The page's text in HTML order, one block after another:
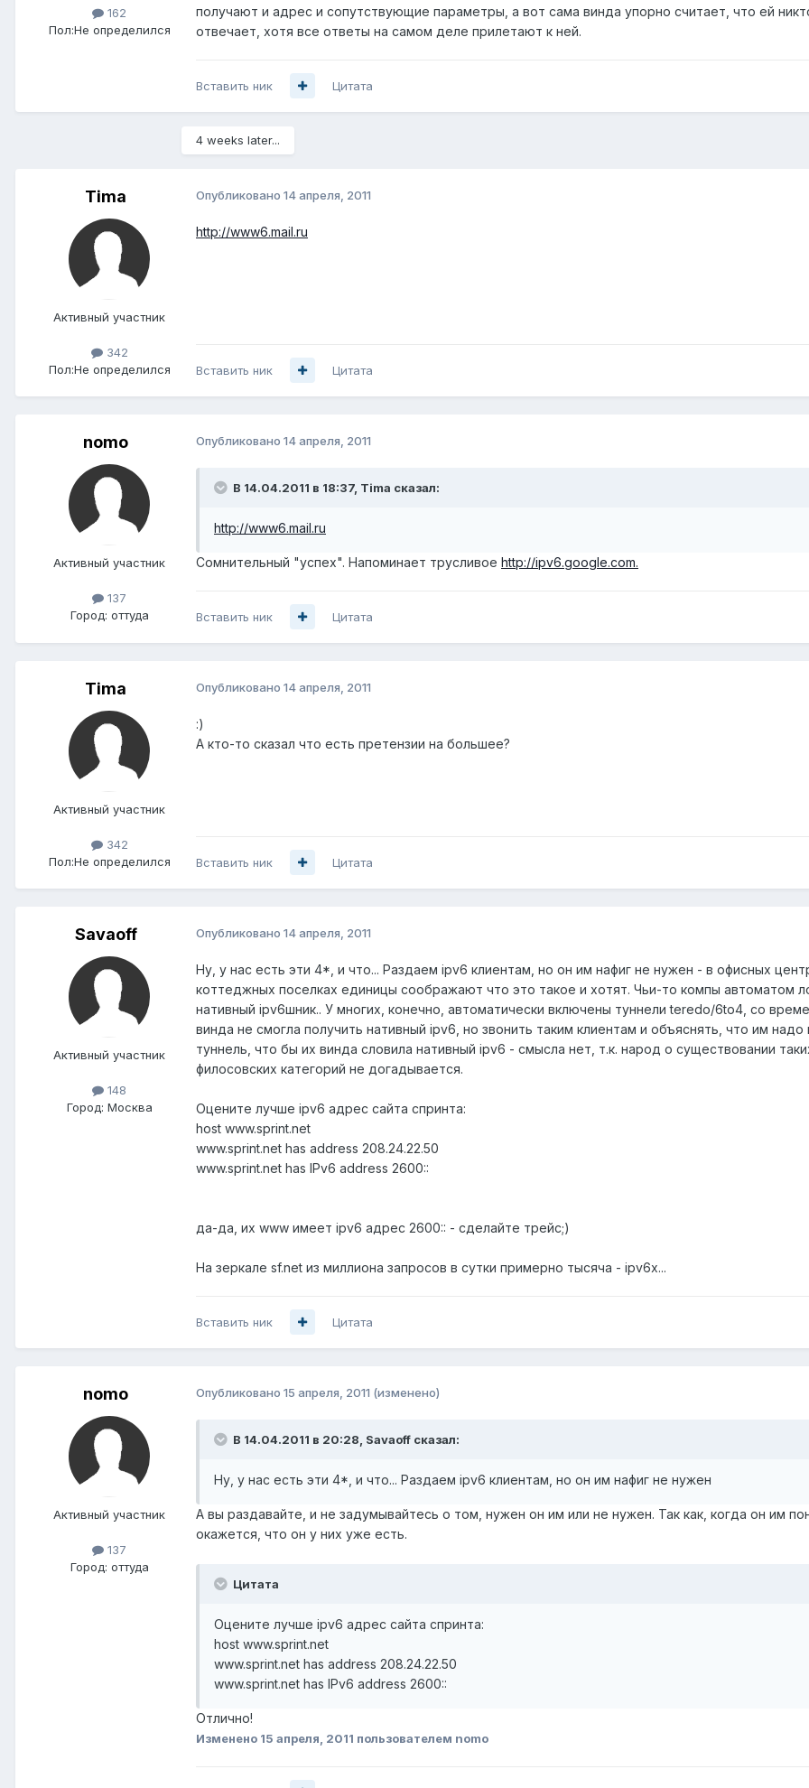
162
Пол:Не определился
получают и адрес и сопутствующие параметры, а вот сама винда упорно считает, что ей
отвечает, хотя все ответы на самом деле прилетают к ней.
Вставить ник Цитата
4 weeks later...
Tima
Активный участник
342
Пол:Не определился
Опубликовано 14 апреля, 2011
http://www6.mail.ru
Вставить ник Цитата
nomo
Активный участник
137
Город: оттуда
Опубликовано 14 апреля, 2011
В 14.04.2011 в 18:37, Tima сказал:
http://www6.mail.ru
Сомнительный "успех". Напоминает трусливое http://ipv6.google.com.
Вставить ник Цитата
Tima
Активный участник
342
Пол:Не определился
Опубликовано 14 апреля, 2011
:)
А кто-то сказал что есть претензии на большее?
Вставить ник Цитата
Savaoff
Активный участник
148
Город: Москва
Опубликовано 14 апреля, 2011
Ну, у нас есть эти 4*, и что... Раздаем ipv6 клиентам, но он им нафиг не нужен - в офисных
коттеджных поселках единицы соображают что это такое и хотят. Чьи-то компы автоматом
нативный ipv6шник.. У многих, конечно, автоматически включены туннели teredo/6to4, со
винда не смогла получить нативный ipv6, но звонить таким клиентам и объяснять, что им
туннель, что бы их винда словила нативный ipv6 - смысла нет, т.к. народ о существовании
филосовских категорий не догадывается.
Оцените лучше ipv6 адрес сайта спринта:
host www.sprint.net
www.sprint.net has address 208.24.22.50
www.sprint.net has IPv6 address 2600::
да-да, их www имеет ipv6 адрес 2600:: - сделайте трейс;)
На зеркале sf.net из миллиона запросов в сутки примерно тысяча - ipv6х...
Вставить ник Цитата
nomo
Активный участник
137
Город: оттуда
Опубликовано 15 апреля, 2011 (изменено)
В 14.04.2011 в 20:28, Savaoff сказал:
Ну, у нас есть эти 4*, и что... Раздаем ipv6 клиентам, но он им нафиг не нужен
А вы раздавайте, и не задумывайтесь о том, нужен он им или не нужен. Так как, когда он им
окажется, что он у них уже есть.
Цитата
Оцените лучше ipv6 адрес сайта спринта:
host www.sprint.net
www.sprint.net has address 208.24.22.50
www.sprint.net has IPv6 address 2600::
Отлично!
Изменено 15 апреля, 2011 пользователем nomo